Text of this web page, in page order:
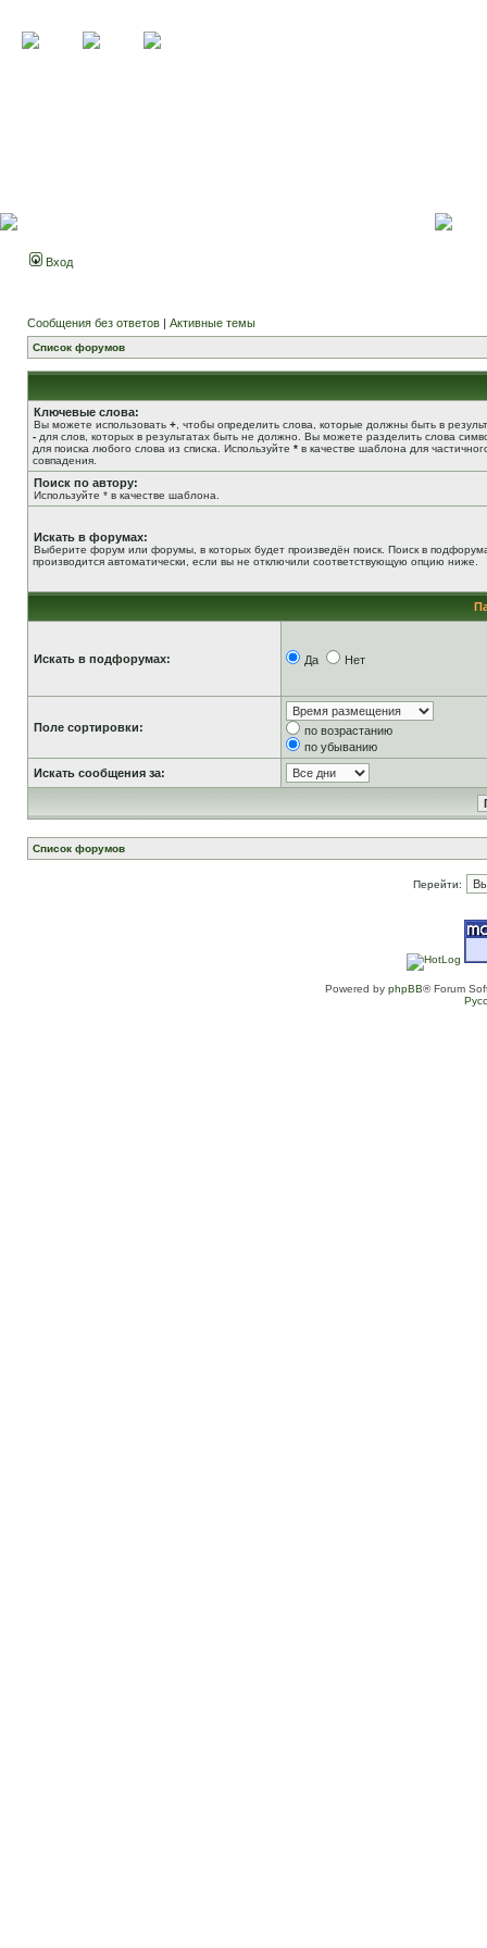
Вход
Сообщения без ответов | Активные темы
Список форумов
Ключевые слова:
Вы можете использовать + , чтобы определить слова, которые должны быть в
- для слов, которых в результатах быть не должно. Вы можете разделить слова
для поиска любого слова из списка. Используйте * в качестве шаблона для
совпадения.
Поиск по автору:
Используйте * в качестве шаблона.
Искать в форумах:
Выберите форум или форумы, в которых будет произведён поиск. Поиск в
производится автоматически, если вы не отключили соответствующую опцию ниже.
Искать в подфорумах: Да Нет
Поле сортировки:
по возрастанию
по убыванию
Искать сообщения за:
Список форумов
Перейти:
Powered by phpBB® Forum